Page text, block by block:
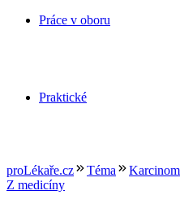
Práce v oboru
Praktické
proLékaře.cz Téma
Z medicíny